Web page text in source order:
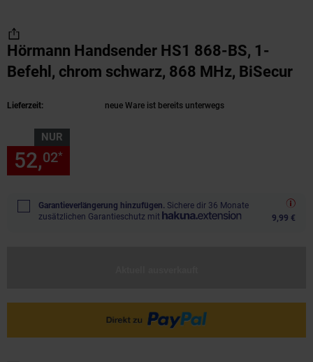
Hörmann Handsender HS1 868-BS, 1-
Befehl, chrom schwarz, 868 MHz, BiSecur
Lieferzeit: neue Ware ist bereits unterwegs
NUR
52,02*
Garantieverlängerung hinzufügen. Sichere dir 36 Monate
zusätzlichen Garantieschutz mit
9,99 €